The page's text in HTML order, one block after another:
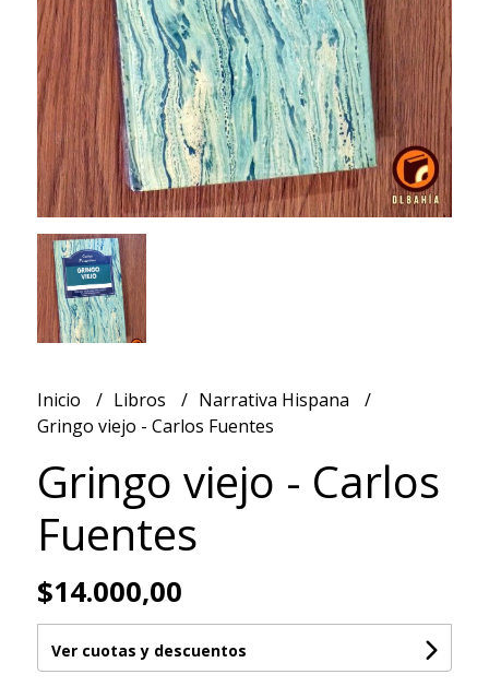
Inicio Libros
Narrativa Hispana
Gringo viejo - Carlos Fuentes
Gringo viejo - Carlos
Fuentes
$14.000,00
Ver cuotas y descuentos